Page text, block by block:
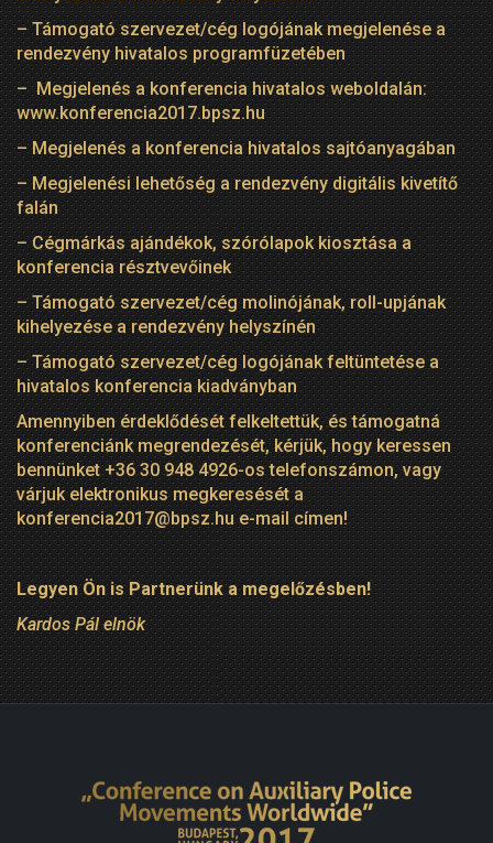
– Támogató szervezet/cég logójának megjelenése a
rendezvény hivatalos programfüzetében
– Megjelenés a konferencia hivatalos weboldalán:
www.konferencia2017.bpsz.hu
– Megjelenés a konferencia hivatalos sajtóanyagában
– Megjelenési lehetőség a rendezvény digitális kivetítő
falán
– Cégmárkás ajándékok, szórólapok kiosztása a
konferencia résztvevőinek
– Támogató szervezet/cég molinójának, roll-upjának
kihelyezése a rendezvény helyszínén
– Támogató szervezet/cég logójának feltüntetése a
hivatalos konferencia kiadványban
Amennyiben érdeklődését felkeltettük, és támogatná
konferenciánk megrendezését, kérjük, hogy keressen
bennünket +36 30 948 4926-os telefonszámon, vagy
várjuk elektronikus megkeresését a
konferencia2017@bpsz.hue-mail címen!
Legyen Ön is Partnerünk a megelőzésben!
Kardos Pál elnök